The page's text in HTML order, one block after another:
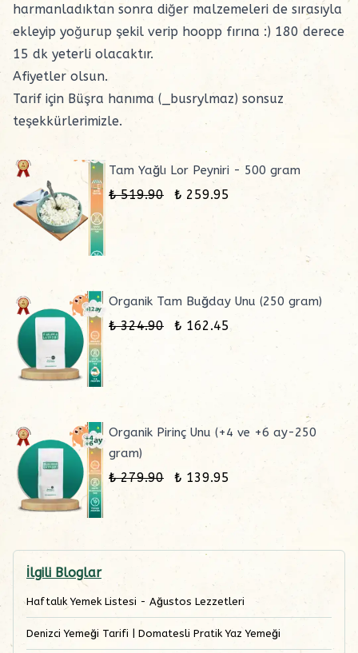
harmanladıktan sonra diğer malzemeleri de sırasıyla
ekleyip yoğurup şekil verip hoopp fırına :) 180 derece
15 dk yeterli olacaktır.
Afiyetler olsun.
Tarif için Büşra hanıma (_busrylmaz) sonsuz
teşekkürlerimizle.
Tam Yağlı Lor Peyniri - 500 gram
₺ 519.90 ₺ 259.95
Organik Tam Buğday Unu (250 gram)
₺ 324.90 ₺ 162.45
Organik Pirinç Unu (+4 ve +6 ay-250
gram)
₺ 279.90 ₺ 139.95
İlgili Bloglar
Haftalık Yemek Listesi - Ağustos Lezzetleri
Denizci Yemeği Tarifi | Domatesli Pratik Yaz Yemeği